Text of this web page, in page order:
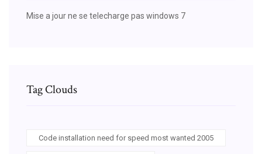
Mise a jour ne se telecharge pas windows 7
Tag Clouds
Code installation need for speed most wanted 2005